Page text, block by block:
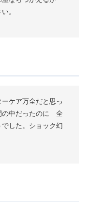
。
ケア万全だと思っ
中だったのに 全
した。ショック幻